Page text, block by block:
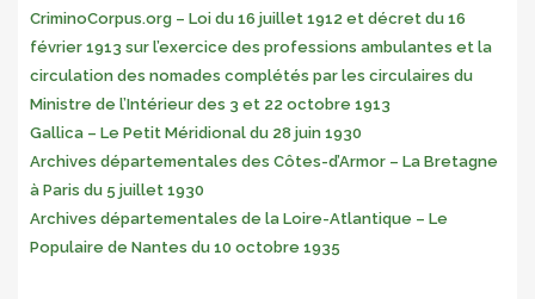
CriminoCorpus.org – Loi du 16 juillet 1912 et décret du 16
février 1913 sur l’exercice des professions ambulantes et la
circulation des nomades complétés par les circulaires du
Ministre de l’Intérieur des 3 et 22 octobre 1913
Gallica – Le Petit Méridional du 28 juin 1930
Archives départementales des Côtes-d’Armor – La Bretagne
à Paris du 5 juillet 1930
Archives départementales de la Loire-Atlantique – Le
Populaire de Nantes du 10 octobre 1935